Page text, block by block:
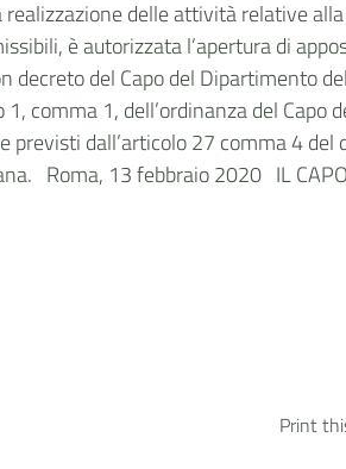
realizzazione delle attività relative
è autorizzata l’apertura di
decreto del Capo del Dipartimento
comma 1, dell’ordinanza del Capo
dall’articolo 27 comma 4 del
Roma, 13 febbraio 2020 IL
Print